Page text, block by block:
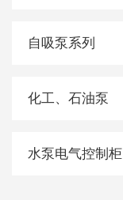
自吸泵系列
化工、石油泵
水泵电气控制柜